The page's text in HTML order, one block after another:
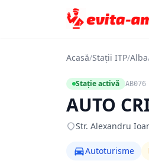
Acasă/Stații ITP/Alba
Stație activă AB076
AUTO
Str. Alexandru
Autoturisme